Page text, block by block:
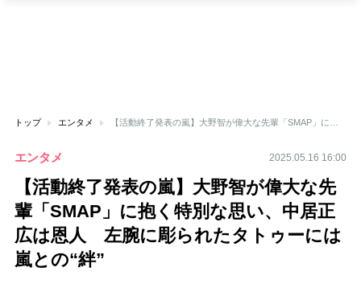
トップ エンタメ
エンタメ 2025.05.16 16:00
【活動終了発表の嵐】大野智が偉大な先
輩「SMAP」に抱く特別な思い、中居正
広は恩人 左腕に彫られたタトゥーには
嵐との“絆”